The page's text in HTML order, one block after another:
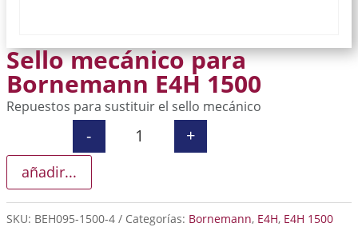
Sello mecánico para
Bornemann E4H 1500
Repuestos para sustituir el sello mecánico
Sello mecánico para Bornemann
- +
añadir...
SKU: BEH095-1500-4 Categorías: Bornemann, E4H, E4H 1500